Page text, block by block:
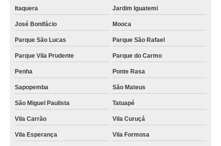
Itaquera Jardim Iguatemi
José Bonifácio Mooca
Parque São Lucas Parque São Rafael
Parque Vila Prudente Parque do Carmo
Penha Ponte Rasa
Sapopemba São Mateus
São Miguel Paulista Tatuapé
Vila Carrão Vila Curuçá
Vila Esperança Vila Formosa